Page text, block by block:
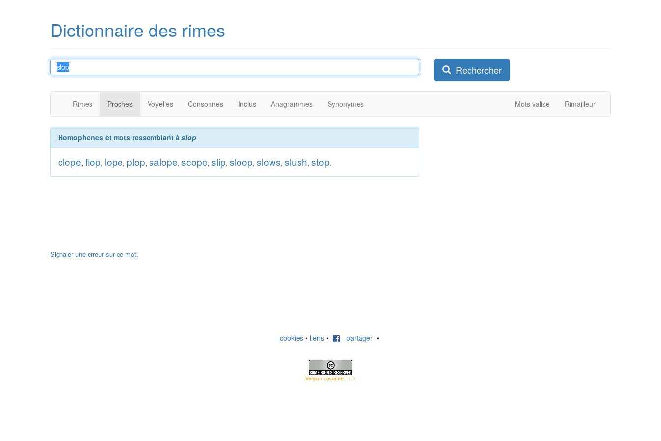
Dictionnaire des rimes
Rechercher
Rimes Proches Voyelles Consonnes Inclus Anagrammes Synonymes Mots valise Rimailleur
Homophones et mots ressemblant à slop
clope, flop, lope, plop, salope, scope, slip, sloop, slows, slush, stop.
Signaler une erreur sur ce mot.
cookies • liens • partager •
Version courante : 1.1